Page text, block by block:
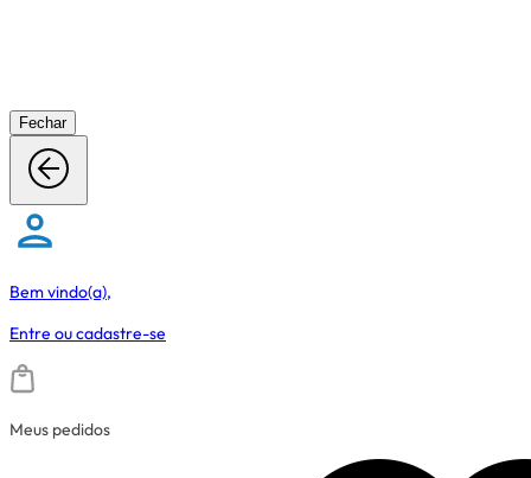
Fechar
Bem vindo(a),
Entre oucadastre-se
Meus pedidos